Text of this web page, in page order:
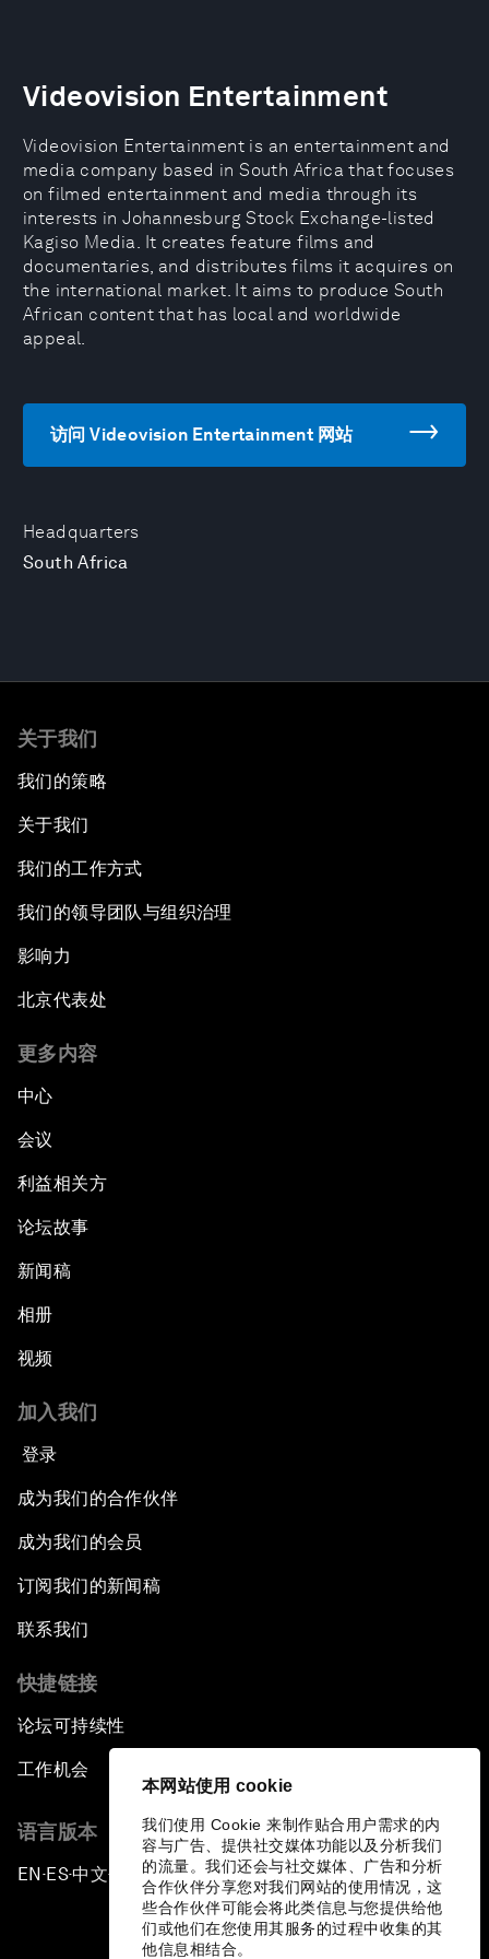
本网站使用 cookie
我们使用 Cookie 来制作贴合用户需求的内
容与广告、提供社交媒体功能以及分析我们
的流量。我们还会与社交媒体、广告和分析
合作伙伴分享您对我们网站的使用情况，这
些合作伙伴可能会将此类信息与您提供给他
们或他们在您使用其服务的过程中收集的其
他信息相结合。
Headquarters
South Africa
Videovision Entertainment
Videovision Entertainment is an entertainment and
media company based in South Africa that focuses
on filmed entertainment and media through its
interests in Johannesburg Stock Exchange-listed
Kagiso Media. It creates feature films and
documentaries, and distributes films it acquires on
the international market. It aims to produce South
African content that has local and worldwide
appeal.
访问 Videovision Entertainment 网站
关于我们
我们的策略
关于我们
我们的工作方式
我们的领导团队与组织治理
影响力
北京代表处
更多内容
中心
会议
利益相关方
论坛故事
新闻稿
相册
视频
加入我们
登录
成为我们的合作伙伴
成为我们的会员
订阅我们的新闻稿
联系我们
快捷链接
论坛可持续性
工作机会
语言版本
EN ▪ES▪中文▪ 日本語